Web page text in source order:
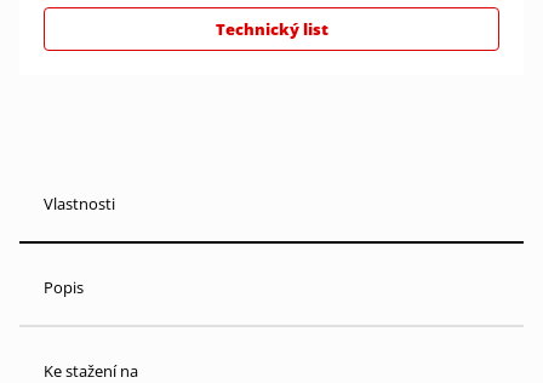
Technický list
Vlastnosti
Popis
Ke stažení na